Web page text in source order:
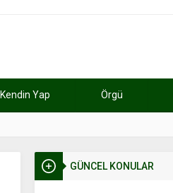
Kendin Yap Örgü
GÜNCEL KONULAR